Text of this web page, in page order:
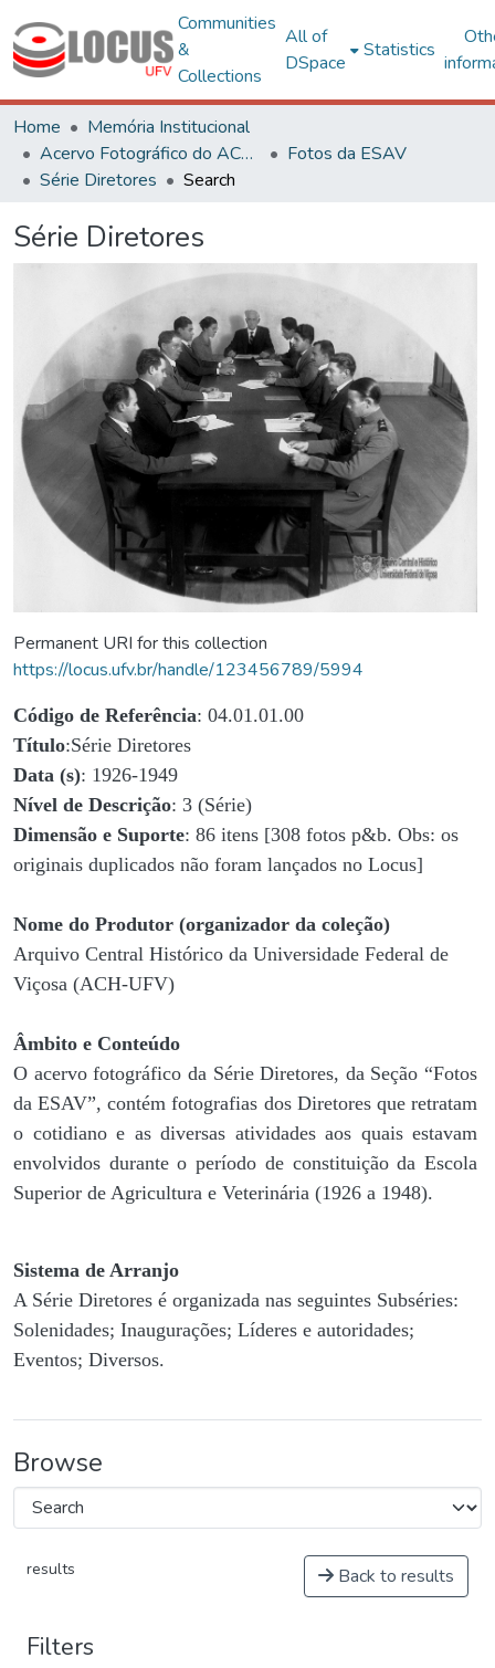
Communities
&
Collections
All of
DSpace
Statistics
Home
Memória Institucional
Acervo Fotográfico do ACH-UFV
Fotos da ESAV
Série Diretores
Search
Série Diretores
Permanent URI for this collection
https://locus.ufv.br/handle/123456789/5994
Código de Referência: 04.01.01.00
Título:Série Diretores
Data (s): 1926-1949
Nível de Descrição: 3 (Série)
Dimensão e Suporte: 86 itens [308 fotos p&b. Obs: os
originais duplicados não foram lançados no Locus]
Nome do Produtor (organizador da coleção)
Arquivo Central Histórico da Universidade Federal de
Viçosa (ACH-UFV)
Âmbito e Conteúdo
O acervo fotográfico da Série Diretores, da Seção “Fotos
da ESAV”, contém fotografias dos Diretores que retratam
o cotidiano e as diversas atividades aos quais estavam
envolvidos durante o período de constituição da Escola
Superior de Agricultura e Veterinária (1926 a 1948).
Sistema de Arranjo
A Série Diretores é organizada nas seguintes Subséries:
Solenidades; Inaugurações; Líderes e autoridades;
Eventos; Diversos.
Browse
results Back to results
Filters